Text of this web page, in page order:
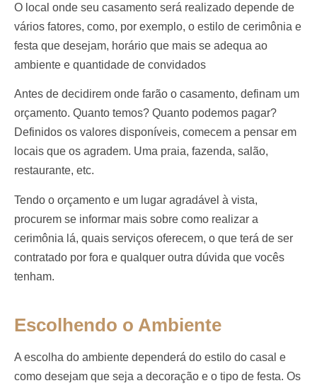
O local onde seu casamento será realizado depende de
vários fatores, como, por exemplo, o estilo de cerimônia e
festa que desejam, horário que mais se adequa ao
ambiente e quantidade de convidados
Antes de decidirem onde farão o casamento, definam um
orçamento. Quanto temos? Quanto podemos pagar?
Definidos os valores disponíveis, comecem a pensar em
locais que os agradem. Uma praia, fazenda, salão,
restaurante, etc.
Tendo o orçamento e um lugar agradável à vista,
procurem se informar mais sobre como realizar a
cerimônia lá, quais serviços oferecem, o que terá de ser
contratado por fora e qualquer outra dúvida que vocês
tenham.
Escolhendo o Ambiente
A escolha do ambiente dependerá do estilo do casal e
como desejam que seja a decoração e o tipo de festa. Os